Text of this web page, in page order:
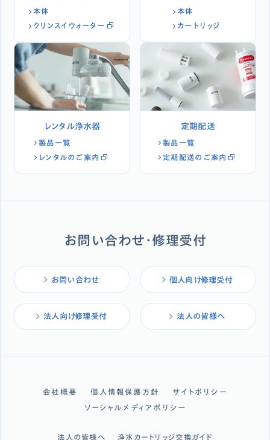
本体
クリンスイウォーター
本体
カートリッジ
レンタル浄水器
製品一覧
レンタルのご案内
定期配送
製品一覧
定期配送のご案内
お問い合わせ・修理受付
お問い合わせ 個人向け修理受付
法人向け修理受付 法人の皆様へ
会社概要 個人情報保護方針
サイトポリシー
ソーシャルメディアポリシー
法人の皆様へ 浄水カートリッジ交換ガイド